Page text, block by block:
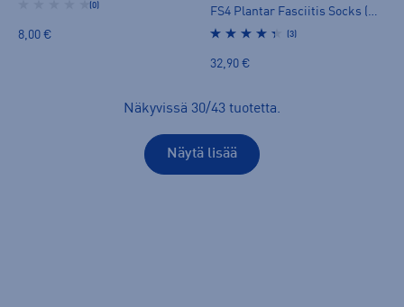
(0)
8,00 €
FS4 Plantar Fasciitis Socks (matala malli) - kompressiosukat
(3)
32,90 €
Näkyvissä 30/43 tuotetta.
Näytä lisää